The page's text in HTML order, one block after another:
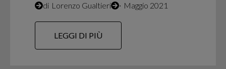
di Lorenzo Gualtieri ∙ Maggio 2021
LEGGI DI PIÙ